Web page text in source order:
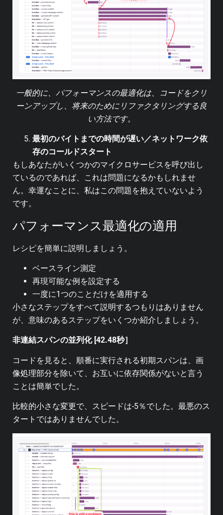
一般的に、パフォーマンスの最適化は、コードをクリ
ーンアップし、将来のためにリファクタリングする良
い方法です。
最初のバイトまでの時間が遅い／ネットワーク依
存のコールドスタート
もしあなたがいくつかのマイクロサービスを呼び出し
ているのであれば、これは問題になるかもしれませ
ん。幸運なことに、私はこの問題を抱えていないよう
です。
パフォーマンス最適化の適用
レシピを簡単に説明しましょう。
ベースライン測定
再現可能な例を設定する
一度に1つのことだけを適用する
小さなステップをすべて説明するつもりはありません
が、意味のあるステップをいくつか紹介しましょう。
非連結スパンの並列化 [42.48秒］
コードを見ると、順番に実行される初期スパンは、画
像処理部分を除いて、お互いに依存関係がないと言う
ことは簡単でした。
比較的小さな変更で、スピードは-5％でした。最悪のス
タートではありませんでした。